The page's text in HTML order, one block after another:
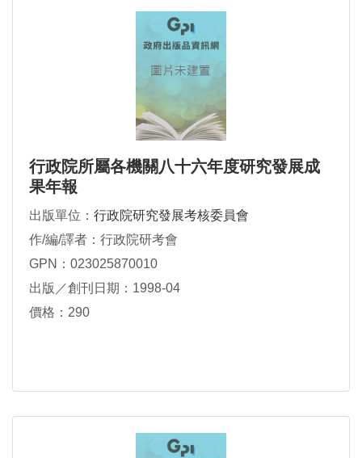
行政院所屬各機關八十六年度研究發展成
果年報
出版單位： 行政院研究發展考核委員會
作/編/譯者：行政院研考會
GPN：023025870010
出版／創刊日期：1998-04
價格：290